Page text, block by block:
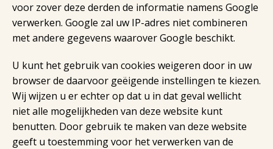
voor zover deze derden de informatie namens Google
verwerken. Google zal uw IP-adres niet combineren
met andere gegevens waarover Google beschikt.
U kunt het gebruik van cookies weigeren door in uw
browser de daarvoor geëigende instellingen te kiezen.
Wij wijzen u er echter op dat u in dat geval wellicht
niet alle mogelijkheden van deze website kunt
benutten. Door gebruik te maken van deze website
geeft u toestemming voor het verwerken van de